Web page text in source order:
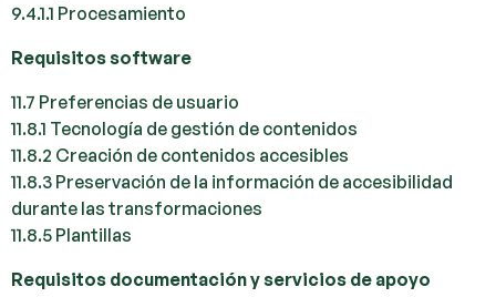
9.4.1.1 Procesamiento
Requisitos software
11.7 Preferencias de usuario
11.8.1 Tecnología de gestión de contenidos
11.8.2 Creación de contenidos accesibles
11.8.3 Preservación de la información de accesibilidad
durante las transformaciones
11.8.5 Plantillas
Requisitos documentación y servicios de apoyo